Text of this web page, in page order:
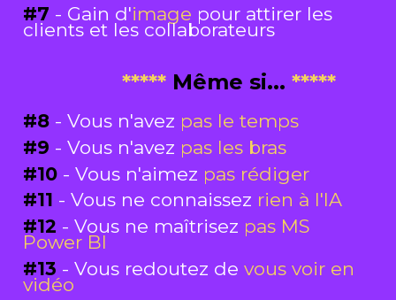
#7 - Gain d'image pour attirer les
clients et les collaborateurs
***** Même si... *****
#8 - Vous n'avez pas le temps
#9 - Vous n'avez pas les bras
#10 - Vous n'aimez pas rédiger
#11 - Vous ne connaissez rien à l'IA
#12 - Vous ne maîtrisez pas MS
Power BI
#13 - Vous redoutez de vous voir en
vidéo